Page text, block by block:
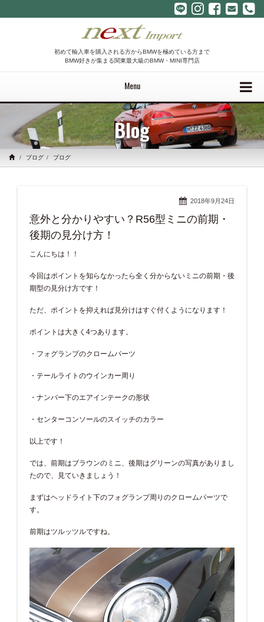
初めて輸入車を購入される方からBMWを極めている方まで
BMW好きが集まる関東最大級のBMW・MINI専門店
Menu
Blog
ブログ ブログ
2018年9月24日
意外と分かりやすい？R56型ミニの前期・
後期の見分け方！
こんにちは！！
今回はポイントを知らなかったら全く分からないミニの前期・後
期型の見分け方です！
ただ、ポイントを抑えれば見分けはすぐ付くようになります！
ポイントは大きく4つあります。
・フォグランプのクロームパーツ
・テールライトのウインカー周り
・ナンバー下のエアインテークの形状
・センターコンソールのスイッチのカラー
以上です！
では、前期はブラウンのミニ、後期はグリーンの写真がありまし
たので、見ていきましょう！
まずはヘッドライト下のフォグランプ周りのクロームパーツで
す。
前期はツルッツルですね。